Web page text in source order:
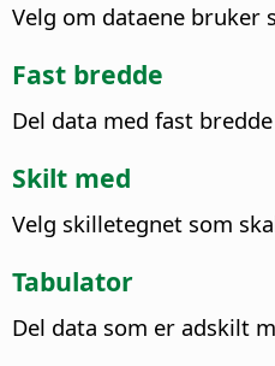
Velg om dataene bruker
Fast bredde
Del data med fast
Skilt med
Velg skilletegnet som
Tabulator
Del data som er adskilt